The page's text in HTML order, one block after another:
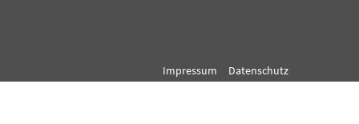
Impressum Datenschutz